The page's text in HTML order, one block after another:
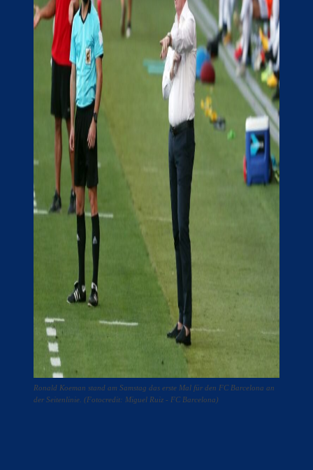
Ronald Koeman stand am Samstag das erste Mal für den FC Barcelona an
der Seitenlinie. (Fotocredit: Miguel Ruiz - FC Barcelona)